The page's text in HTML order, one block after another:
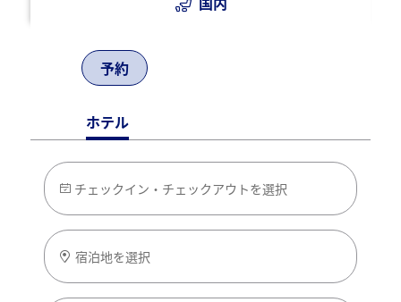
予約
ホテル
チェックイン・チェックアウトを選択
宿泊地を選択